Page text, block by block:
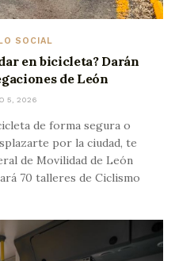
SOCIAL
en bicicleta? Darán
de León
5, 2026
de forma segura o
por la ciudad, te
de Movilidad de León
70 talleres de Ciclismo